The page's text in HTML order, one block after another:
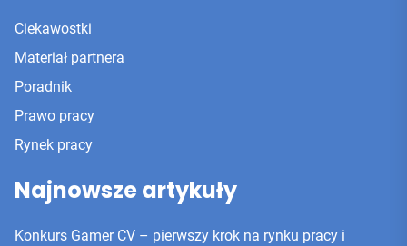
Ciekawostki
Materiał partnera
Poradnik
Prawo pracy
Rynek pracy
Najnowsze artykuły
Konkurs Gamer CV – pierwszy krok na rynku pracy i